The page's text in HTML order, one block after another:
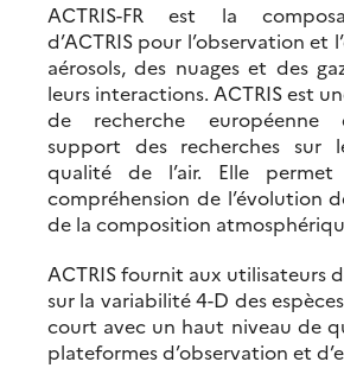
ACTRIS-FR est la
d’ACTRIS pour l’observation et
aérosols, des nuages et des
leurs interactions. ACTRIS est
de recherche européenne
support des recherches
qualité de l’air. Elle permet
compréhension de l’évolution
de la composition
ACTRIS fournit aux utilisateurs
sur la variabilité 4-D des
court avec un haut niveau de
plateformes d’observation et